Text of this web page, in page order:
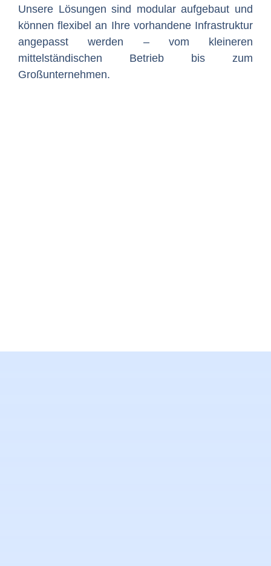
Unsere Lösungen sind modular aufgebaut und
können flexibel an Ihre vorhandene Infrastruktur
angepasst werden – vom kleineren
mittelständischen Betrieb bis zum
Großunternehmen.